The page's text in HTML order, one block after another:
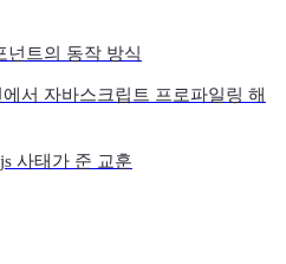
넌트의 동작 방식
서 자바스크립트 프로파일링 해
사태가 준 교훈